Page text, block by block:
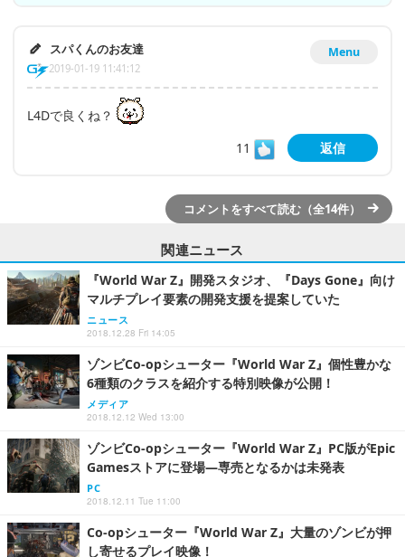
Menu
スパくんのお友達
2019-01-19 11:41:12
L4Dで良くね？
11
返信
コメントをすべて読む（全14件）
関連ニュース
『World War Z』開発スタジオ、『Days Gone』向け
マルチプレイ要素の開発支援を提案していた
ニュース
2018.12.28 Fri 14:05
ゾンビCo-opシューター『World War Z』個性豊かな
6種類のクラスを紹介する特別映像が公開！
メディア
2018.12.12 Wed 13:00
ゾンビCo-opシューター『World War Z』PC版がEpic
Gamesストアに登場―専売となるかは未発表
PC
2018.12.11 Tue 11:00
Co-opシューター『World War Z』大量のゾンビが押
し寄せるプレイ映像！